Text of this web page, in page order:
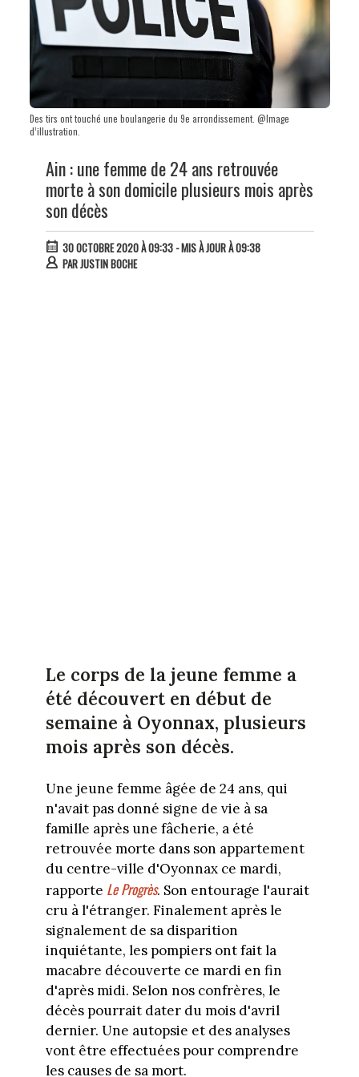
Des tirs ont touché une boulangerie du 9e arrondissement. @Image
d’illustration.
Ain : une femme de 24 ans retrouvée
morte à son domicile plusieurs mois après
son décès
30 OCTOBRE 2020 À 09:33- MIS À JOUR À 09:38
PARJUSTIN BOCHE
Le corps de la jeune femme a
été découvert en début de
semaine à Oyonnax, plusieurs
mois après son décès.
Une jeune femme âgée de 24 ans, qui
n'avait pas donné signe de vie à sa
famille après une fâcherie, a été
retrouvée morte dans son appartement
du centre-ville d'Oyonnax ce mardi,
rapporte Le Progrès. Son entourage l'aurait
cru à l'étranger. Finalement après le
signalement de sa disparition
inquiétante, les pompiers ont fait la
macabre découverte ce mardi en fin
d'après midi. Selon nos confrères, le
décès pourrait dater du mois d'avril
dernier. Une autopsie et des analyses
vont être effectuées pour comprendre
les causes de sa mort.